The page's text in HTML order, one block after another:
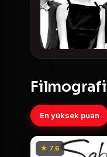
Filmografi
En yüksek puan
★ 7.6